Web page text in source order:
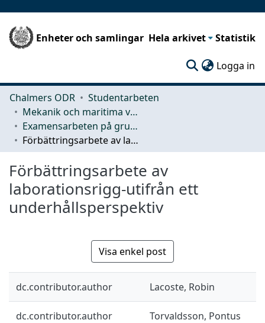
Enheter och samlingar Hela arkivet Statistik
Logga in
Chalmers ODR
Studentarbeten
Mekanik och maritima vetenskaper (M2)
Examensarbeten på grundnivå
Förbättringsarbete av laborationsrigg-utifrån ett underhållsperspektiv
Förbättringsarbete av
laborationsrigg-utifrån ett
underhållsperspektiv
Visa enkel post
dc.contributor.author Lacoste, Robin
dc.contributor.author Torvaldsson, Pontus